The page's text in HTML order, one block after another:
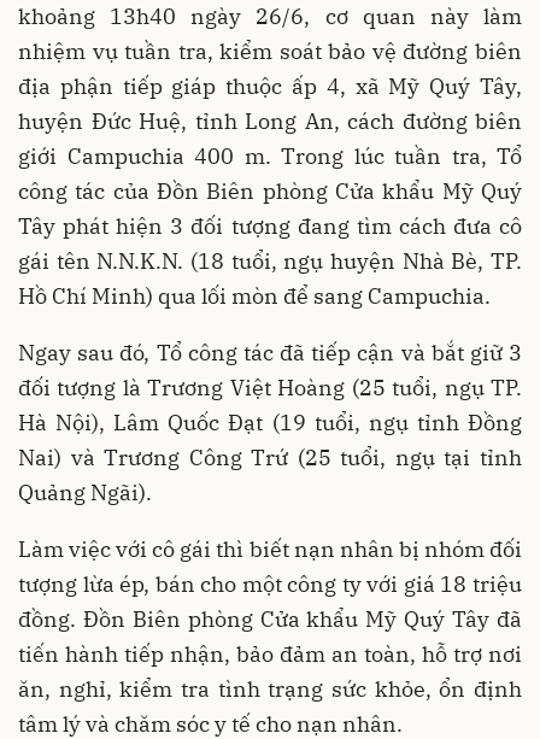
khoảng 13h40 ngày 26/6, cơ quan này làm
nhiệm vụ tuần tra, kiểm soát bảo vệ đường biên
địa phận tiếp giáp thuộc ấp 4, xã Mỹ Quý Tây,
huyện Đức Huệ, tỉnh Long An, cách đường biên
giới Campuchia 400 m. Trong lúc tuần tra, Tổ
công tác của Đồn Biên phòng Cửa khẩu Mỹ Quý
Tây phát hiện 3 đối tượng đang tìm cách đưa cô
gái tên N.N.K.N. (18 tuổi, ngụ huyện Nhà Bè, TP.
Hồ Chí Minh) qua lối mòn để sang Campuchia.
Ngay sau đó, Tổ công tác đã tiếp cận và bắt giữ 3
đối tượng là Trương Việt Hoàng (25 tuổi, ngụ TP.
Hà Nội), Lâm Quốc Đạt (19 tuổi, ngụ tỉnh Đồng
Nai) và Trương Công Trứ (25 tuổi, ngụ tại tỉnh
Quảng Ngãi).
Làm việc với cô gái thì biết nạn nhân bị nhóm đối
tượng lừa ép, bán cho một công ty với giá 18 triệu
đồng. Đồn Biên phòng Cửa khẩu Mỹ Quý Tây đã
tiến hành tiếp nhận, bảo đảm an toàn, hỗ trợ nơi
ăn, nghỉ, kiểm tra tình trạng sức khỏe, ổn định
tâm lý và chăm sóc y tế cho nạn nhân.